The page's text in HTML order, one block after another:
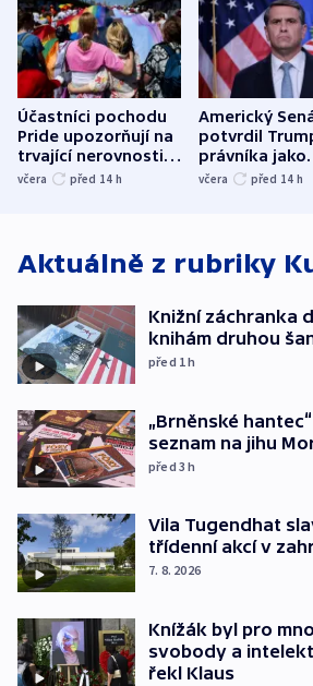
Účastníci pochodu
Pride upozorňují na
trvající nerovnosti i
společenskou
včera před 14 h
Americký
potvrdil
právníka jako
ministra
včera před 14 h
Aktuálně z rubriky
Knižní záchranka
knihám druhou
před 1h
„Brněnské
seznam na jihu
před 3h
Vila Tugendhat
třídenní akcí v
7. 8. 2026
Knížák byl pro
svobody a
řekl Klaus